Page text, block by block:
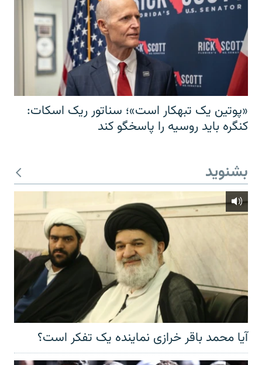
«پوتین یک تبهکار است»؛ سناتور ریک اسکات:
کنگره باید روسیه را پاسخگو کند
بشنوید
آیا محمد باقر خرازی نماینده یک تفکر است؟